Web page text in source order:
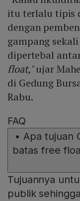
itu terlalu tipis
dengan
gampang
dipertebal
float,"ujar
di Gedung
Rabu.
FAQ
• Apa tujuan
batas free
Tujuannya
publik